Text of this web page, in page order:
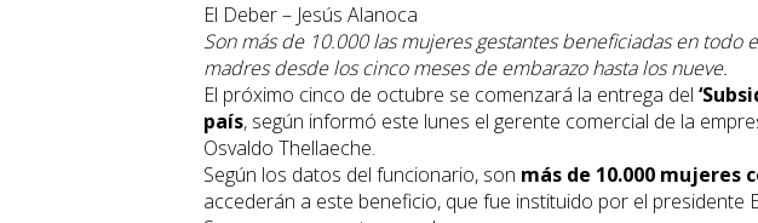
El Deber – Jesús Alanoca
Son más de 10.000 las mujeres gestantes beneficiadas en
madres desde los cinco meses de embarazo hasta los nueve.
El próximo cinco de octubre se comenzará la entrega del
país, según informó este lunes el gerente comercial de la
Osvaldo Thellaeche.
Según los datos del funcionario, son más de 10.000 mujeres
accederán a este beneficio, que fue instituido por el presidente